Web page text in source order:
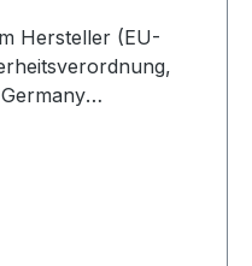
Hersteller (EU-